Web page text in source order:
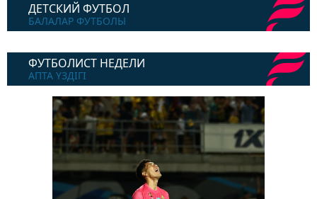
ДЕТСКИЙ ФУТБОЛ
БАЛАЛАР ФУТБОЛЫ
ФУТБОЛИСТ НЕДЕЛИ
АПТА ҮЗДІГІ